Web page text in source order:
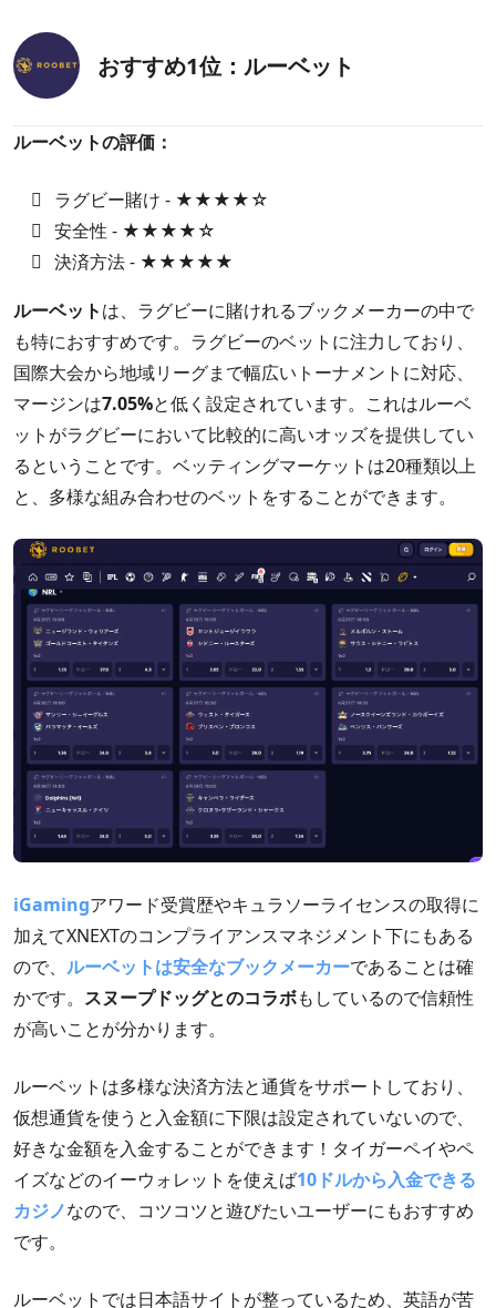
おすすめ1位：ルーベット
ルーベットの評価：
ラグビー賭け - ★★★★☆
安全性 - ★★★★☆
決済方法 - ★★★★★
ルーベットは、ラグビーに賭けれるブックメーカーの中で
も特におすすめです。ラグビーのベットに注力しており、
国際大会から地域リーグまで幅広いトーナメントに対応、
マージンは7.05%と低く設定されています。これはルーベ
ットがラグビーにおいて比較的に高いオッズを提供してい
るということです。ベッティングマーケットは20種類以上
と、多様な組み合わせのベットをすることができます。
iGamingアワード受賞歴やキュラソーライセンスの取得に
加えてXNEXTのコンプライアンスマネジメント下にもある
ので、 ルーベットは安全なブックメーカーであることは確
かです。 スヌープドッグとのコラボもしているので信頼性
が高いことが分かります。
ルーベットは多様な決済方法と通貨をサポートしており、
仮想通貨を使うと入金額に下限は設定されていないので、
好きな金額を入金することができます！タイガーペイやペ
イズなどのイーウォレットを使えば10ドルから入金できる
カジノなので、コツコツと遊びたいユーザーにもおすすめ
です。
ルーベットでは日本語サイトが整っているため、英語が苦